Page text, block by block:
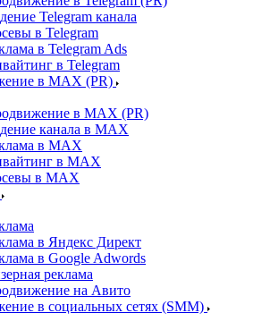
Telegram канала
в Telegram
в Telegram Ads
в Telegram
в MAX (PR)
в MAX (PR)
канала в MAX
в MAX
в MAX
в MAX
в Яндекс Директ
в Google Adwords
реклама
на Авито
в социальных сетях (SMM)